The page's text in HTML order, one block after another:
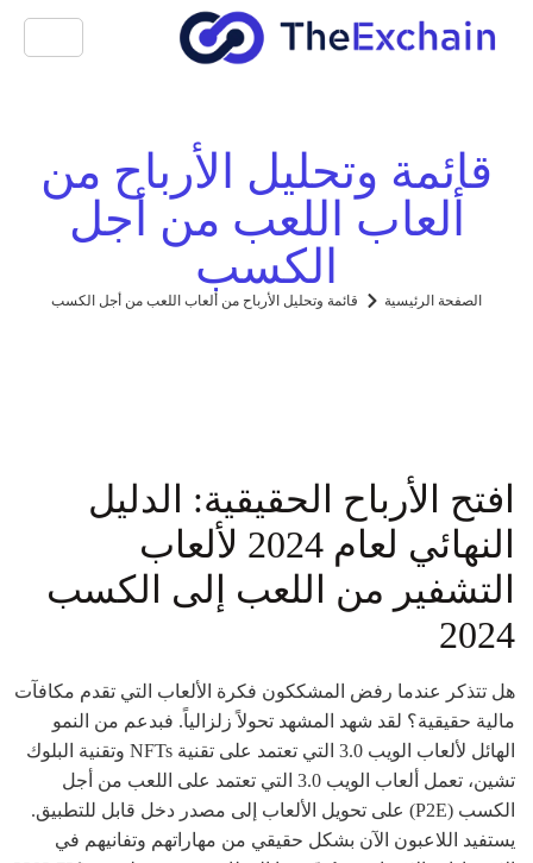
قائمة وتحليل الأرباح من
ألعاب اللعب من أجل
الكسب
الصفحة الرئيسية قائمة وتحليل الأرباح من ألعاب اللعب من أجل الكسب
افتح الأرباح الحقيقية: الدليل
النهائي لعام 2024 لألعاب
التشفير من اللعب إلى الكسب
2024
هل تتذكر عندما رفض المشككون فكرة الألعاب التي تقدم مكافآت
مالية حقيقية؟ لقد شهد المشهد تحولاً زلزالياً. فبدعم من النمو
الهائل لألعاب الويب 3.0 التي تعتمد على تقنية NFTs وتقنية البلوك
تشين، تعمل ألعاب الويب 3.0 التي تعتمد على اللعب من أجل
الكسب (P2E) على تحويل الألعاب إلى مصدر دخل قابل للتطبيق.
يستفيد اللاعبون الآن بشكل حقيقي من مهاراتهم وتفانيهم في